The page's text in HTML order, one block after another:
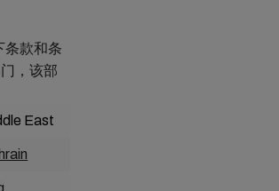
条款和条
，该部
East